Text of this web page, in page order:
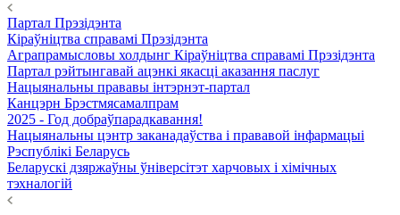
Партал Прэзідэнта
Кіраўніцтва справамі Прэзідэнта
Аграпрамысловы холдынг Кіраўніцтва справамі Прэзідэнта
Партал рэйтынгавай ацэнкі якасці аказання паслуг
Нацыянальны прававы інтэрнэт-партал
Канцэрн Брэстмясамалпрам
2025 - Год добраўпарадкавання!
Нацыянальны цэнтр заканадаўства і прававой інфармацыі
Рэспублікі Беларусь
Беларускі дзяржаўны ўніверсітэт харчовых і хімічных
тэхналогій